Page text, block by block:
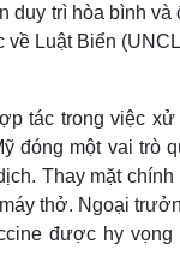
trì hòa bình
Luật Biển
tác trong việc
đóng một vai trò
Thay mặt
thở. Ngoại
được hy